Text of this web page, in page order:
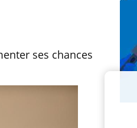
ses chances